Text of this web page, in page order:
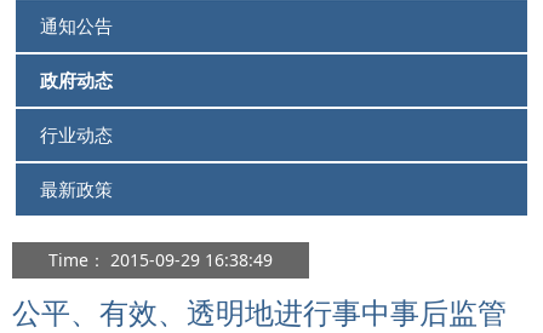
通知公告
政府动态
行业动态
最新政策
Time： 2015-09-29 16:38:49
公平、有效、透明地进行事中事后监管